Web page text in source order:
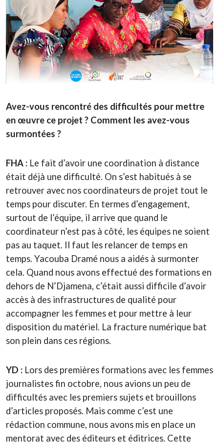
Avez-vous rencontré des difficultés pour mettre
en œuvre ce projet ? Comment les avez-vous
surmontées ?
FHA : Le fait d’avoir une coordination à distance
était déjà une difficulté. On s’est habitués à se
retrouver avec nos coordinateurs de projet tout le
temps pour discuter. En termes d’engagement,
surtout de l’équipe, il arrive que quand le
coordinateur n’est pas à côté, les équipes ne soient
pas au taquet. Il faut les relancer de temps en
temps. Yacouba Dramé nous a aidés à surmonter
cela. Quand nous avons effectué des formations en
dehors de N’Djamena, c’était aussi difficile d’avoir
accès à des infrastructures de qualité pour
accompagner les femmes et pour mettre à leur
disposition du matériel. La fracture numérique bat
son plein dans ces régions.
YD : Lors des premières formations avec les femmes
journalistes fin octobre, nous avions un peu de
difficultés avec les premiers sujets et brouillons
d’articles proposés. Mais comme c’est une
rédaction commune, nous avons mis en place un
mentorat avec des éditeurs et éditrices. Cette